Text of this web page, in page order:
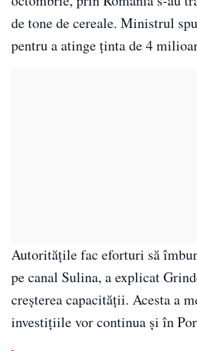
de tone de cereale. Ministrul
pentru a atinge ţinta de 4
Autoritățile fac eforturi să
pe canal Sulina, a explicat
creșterea capacității. Acesta a
investiţiile vor continua şi în